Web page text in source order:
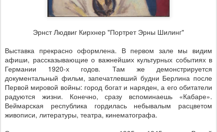
Эрнст Людвиг Кирхнер "Портрет Эрны Шилинг"
Выставка прекрасно оформлена. В первом зале мы видим
афиши, рассказывающие о важнейших культурных событиях в
Германии 1920-х годов. Там же демонстрируется
документальный фильм, запечатлевший будни Берлина после
Первой мировой войны: город богат и наряден, а его обитатели
радуются жизни. Конечно, сразу вспоминаешь «Кабаре».
Веймарская республика гордилась небывалым расцветом
живописи, литературы, театра, кинематографа.